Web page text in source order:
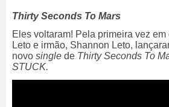
Thirty Seconds To Mars
Eles voltaram! Pela primeira vez em
Leto e irmão, Shannon Leto,
novo single de Thirty Seconds To
STUCK.